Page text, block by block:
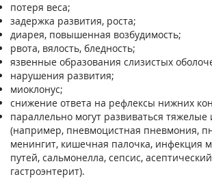
потеря веса;
задержка развития, роста;
диарея, повышенная возбудимость;
рвота, вялость, бледность;
язвенные образования слизистых
нарушения развития;
миоклонус;
снижение ответа на рефлексы нижних
параллельно могут развиваться
(например, пневмоцистная пневмония,
менингит, кишечная палочка, инфекция
путей, сальмонелла, сепсис,
гастроэнтерит).